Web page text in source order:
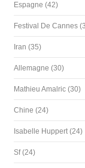
Espagne (42)
Festival De Cannes
Iran (35)
Allemagne (30)
Mathieu Amalric (30)
Chine (24)
Isabelle Huppert (24)
Sf (24)